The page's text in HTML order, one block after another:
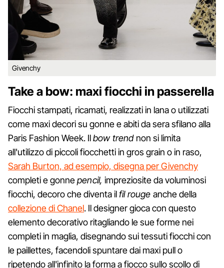
Givenchy
Take a bow: maxi fiocchi in passerella
Fiocchi stampati, ricamati, realizzati in lana o utilizzati
come maxi decori su gonne e abiti da sera sfilano alla
Paris Fashion Week. Ilbow trendnon si limita
all'utilizzo di piccoli fiocchetti in gros grain o in raso,
Sarah Burton, ad esempio, disegna per Givenchy
completi e gonnepencil, impreziosite da voluminosi
fiocchi, decoro che diventa ilfil rouge anche della
collezione di Chanel. Il designer gioca con questo
elemento decorativo ritagliando le sue forme nei
completi in maglia, disegnando sui tessuti fiocchi con
le paillettes, facendoli spuntare dai maxi pull o
ripetendo all'infinito la forma a fiocco sullo scollo di